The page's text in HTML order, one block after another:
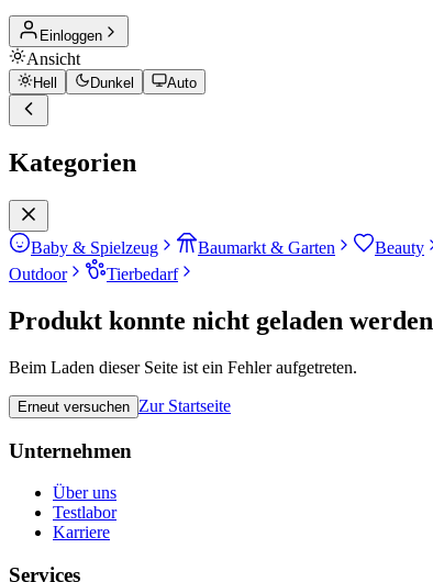
Einloggen
Ansicht
Hell Dunkel Auto
Kategorien
Baby & Spielzeug Baumarkt & Garten Beauty
Outdoor
Tierbedarf
Produkt konnte nicht geladen werden
Beim Laden dieser Seite ist ein Fehler aufgetreten.
Erneut versuchen Zur Startseite
Unternehmen
Über uns
Testlabor
Karriere
Services